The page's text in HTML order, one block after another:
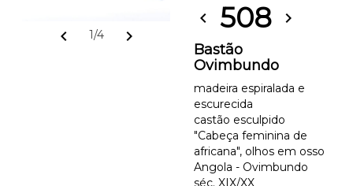
chevron_left 1/4 chevron_right
chevron_left 508 chevron_right
Bastão
Ovimbundo
madeira espiralada e
escurecida
castão esculpido
"Cabeça feminina de
africana", olhos em osso
Angola - Ovimbundo
séc. XIX/XX